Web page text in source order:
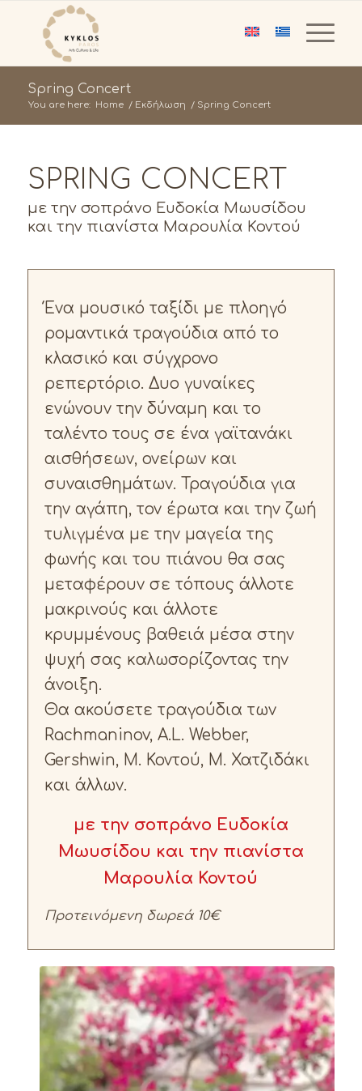
Spring Concert
You are here: Home / Εκδήλωση / Spring Concert
SPRING CONCERT
με την σοπράνο Ευδοκία Μωυσίδου
και την πιανίστα Μαρουλία Κοντού
Ένα μουσικό ταξίδι με πλοηγό
ρομαντικά τραγούδια από το
κλασικό και σύγχρονο
ρεπερτόριο. Δυο γυναίκες
ενώνουν την δύναμη και το
ταλέντο τους σε ένα γαϊτανάκι
αισθήσεων, ονείρων και
συναισθημάτων. Τραγούδια για
την αγάπη, τον έρωτα και την ζωή
τυλιγμένα με την μαγεία της
φωνής και του πιάνου θα σας
μεταφέρουν σε τόπους άλλοτε
μακρινούς και άλλοτε
κρυμμένους βαθειά μέσα στην
ψυχή σας καλωσορίζοντας την
άνοιξη.
Θα ακούσετε τραγούδια των
Rachmaninov, A.L. Webber,
Gershwin, Μ. Κοντού, Μ. Χατζιδάκι
και άλλων.
με την σοπράνο Ευδοκία
Μωυσίδου και την πιανίστα
Μαρουλία Κοντού
Προτεινόμενη δωρεά 10€